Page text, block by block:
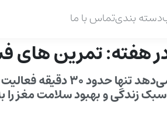
دسته بندیتماس با ما
تحقیقات نشان
زندگی و بهبود سلامت مغز را